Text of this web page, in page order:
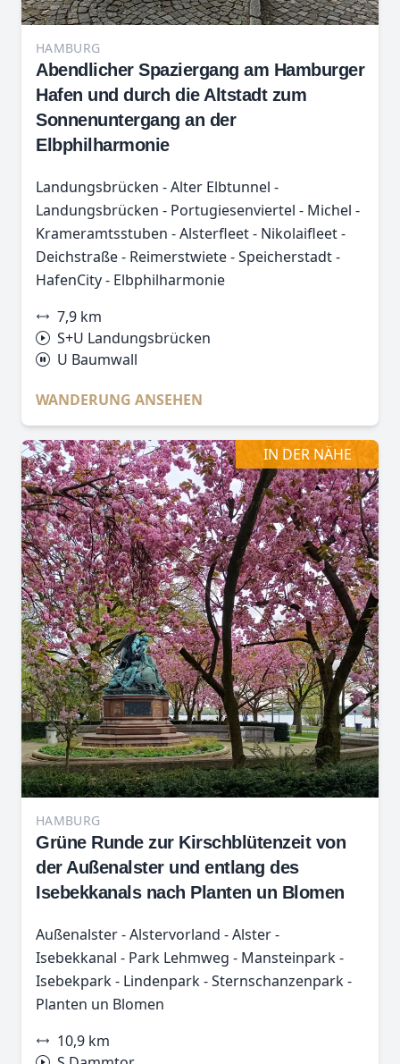
HAMBURG
Abendlicher Spaziergang am Hamburger
Hafen und durch die Altstadt zum
Sonnenuntergang an der
Elbphilharmonie
Landungsbrücken - Alter Elbtunnel -
Landungsbrücken - Portugiesenviertel - Michel -
Krameramtsstuben - Alsterfleet - Nikolaifleet -
Deichstraße - Reimerstwiete - Speicherstadt -
HafenCity - Elbphilharmonie
7,9 km
S+U Landungsbrücken
U Baumwall
WANDERUNG ANSEHEN
IN DER NÄHE
HAMBURG
Grüne Runde zur Kirschblütenzeit von
der Außenalster und entlang des
Isebekkanals nach Planten un Blomen
Außenalster - Alstervorland - Alster -
Isebekkanal - Park Lehmweg - Mansteinpark -
Isebekpark - Lindenpark - Sternschanzenpark -
Planten un Blomen
10,9 km